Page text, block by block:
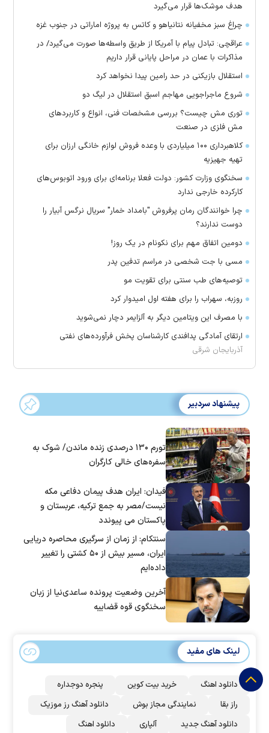
هدف موشک‌ها قرار می‌گیرد
چراغ سبز مخفیانه نتانیاهو و کاتس به پروژه اماراتی در جنوب غزه
عراقچی: تبادل پیام با آمریکا از طریق واسطه‌ها صورت می‌گیرد/ در
مذاکرات با عمان در مراحل پایانی قرار داریم
استقلال بازیکنی در حد رامین پیدا نخواهد کرد
شروع ماجراجویی مهاجم اسبق استقلال در لیگ دو
توری مش چیست؟ بررسی مشخصات فنی، انواع و کاربردهای
مش فلزی در صنعت
کلاهبرداری ۱۰۰ میلیاردی با وعده فروش لوازم خانگی ارزان برای
تهیه جهیزیه
سخنگوی وزارت کشور: دولت فعلا برنامه‌ای برای ورود اتوبوس‌های
کارکرده خارجی ندارد
چرا خوانندگان رمان پرفروش "بامداد خمار" سریال نرگس آبیار را
دوست ندارند؟
دومین اتفاق مهم برای نکونام در یک روز!
مسی با جت شخصی در مراسم تدفین پدر
توصیه‌های طب سنتی برای تقویت مو
روزبه، سهراب را برای هفته اول امیدوار کرد
با مصرف این ویتامین دیگر به آلزایمر دچار نمی‌شوید
ارتقای آمادگی پدافندی کارشناسان پخش فرآورده‌های نفتی
آذربایجان شرقی
پیشنهاد سردبیر
تورم ۱۳۰ درصدی زنده ماندن/ شوک به
سفره‌های خالی کارگران
فیدان: ایران هدف پیمان دفاعی مکه
نیست/مصر به جمع ترکیه، عربستان و
پاکستان می پیوندد
سنتکام: از زمان از سرگیری محاصره دریایی
ایران، مسیر بیش از ۵۰ کشتی را تغییر
داده‌ایم
آخرین وضعیت پرونده ساعدی‌نیا از زبان
سخنگوی قوه قضاییه
لینک های مفید
دانلود اهنگ خرید بیت کوین
پنجره دوجداره
راز بقا
نمایندگی مجاز بوش
دانلود آهنگ رز‌ موزیک
دانلود آهنگ جدید
آلپاری دانلود اهنگ